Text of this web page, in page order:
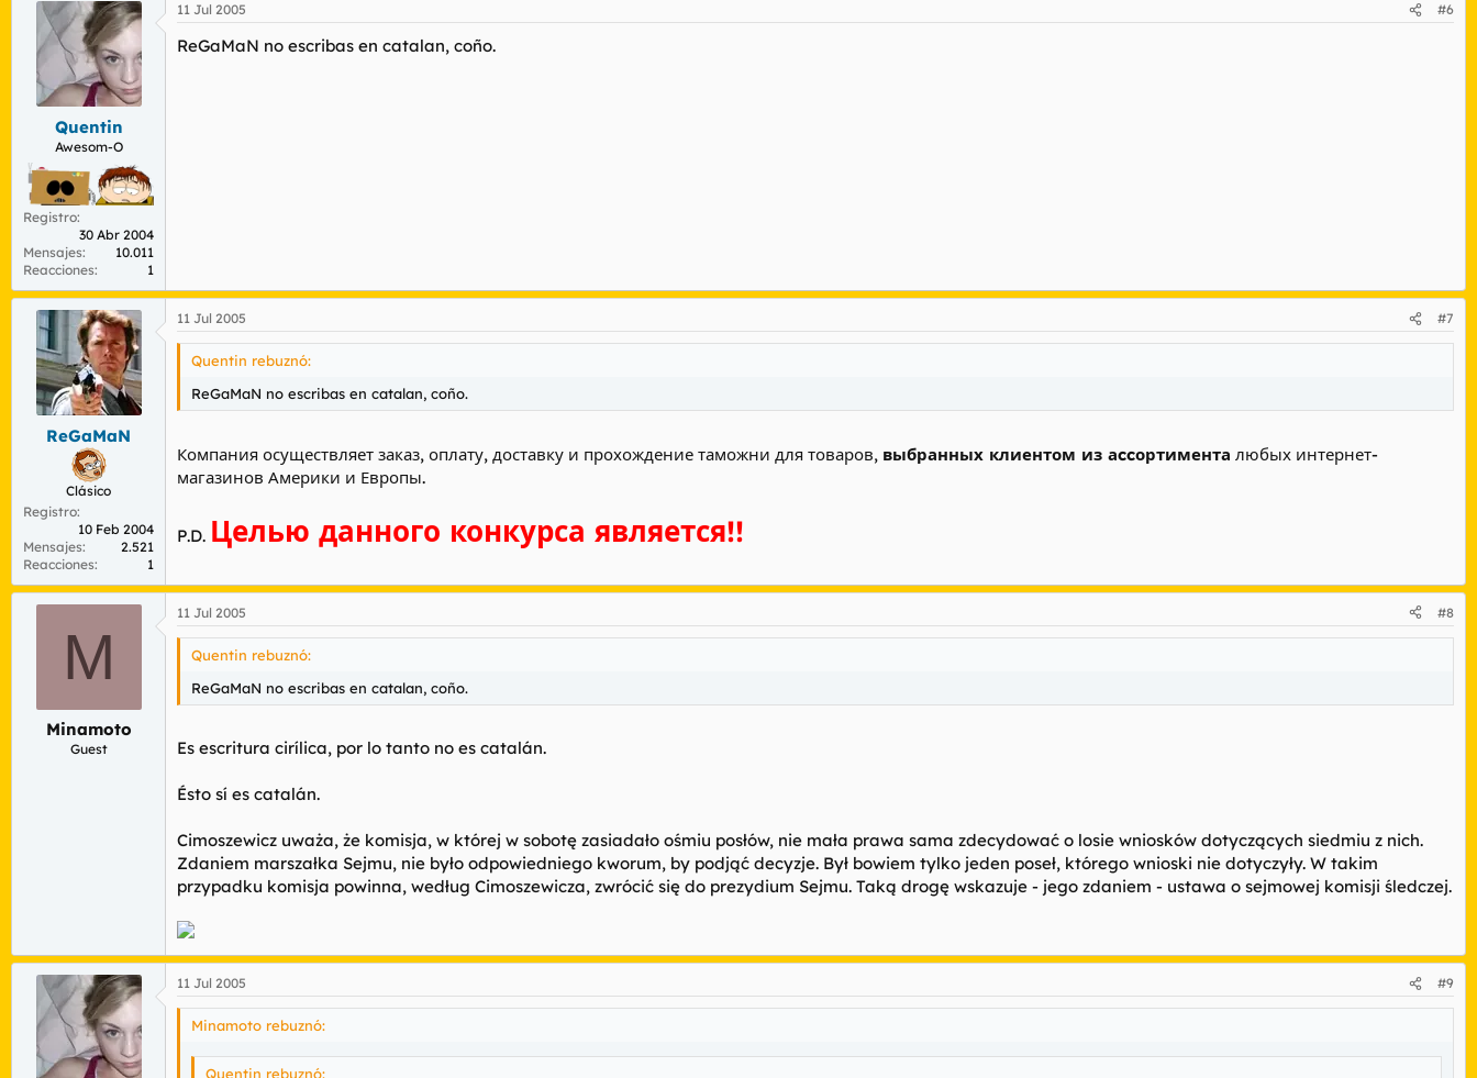
Quentin
Awesom-O
Registro
30 Abr 2004
Mensajes
10.011
Reacciones
1
11 Jul 2005 #6
ReGaMaN no escribas en catalan, coño.
ReGaMaN
Clásico
Registro
10 Feb 2004
Mensajes
2.521
Reacciones
1
11 Jul 2005 #7
Quentin rebuznó:
ReGaMaN no escribas en catalan, coño.
Компания осуществляет заказ, оплату, доставку и прохождение таможни для товаров, выбранных клиентом из аccортимента любых интернет-
магазинов Америки и Европы.
P.D. Целью данного конкурса является!!
M
Minamoto
Guest
11 Jul 2005 #8
Quentin rebuznó:
ReGaMaN no escribas en catalan, coño.
Es escritura cirílica, por lo tanto no es catalán.
Ésto sí es catalán.
Cimoszewicz uważa, że komisja, w której w sobotę zasiadało ośmiu posłów, nie mała prawa sama zdecydować o losie wniosków dotyczących siedmiu z nich.
Zdaniem marszałka Sejmu, nie było odpowiedniego kworum, by podjąć decyzje. Był bowiem tylko jeden poseł, którego wnioski nie dotyczyły. W takim
przypadku komisja powinna, według Cimoszewicza, zwrócić się do prezydium Sejmu. Taką drogę wskazuje - jego zdaniem - ustawa o sejmowej komisji śledczej.
11 Jul 2005 #9
Minamoto rebuznó:
Quentin rebuznó: